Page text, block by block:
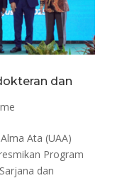
dan
Ata (UAA)
Program
dan